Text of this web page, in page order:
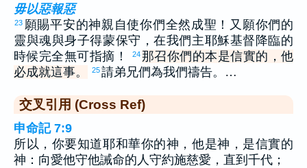
毋以惡報惡
23 願賜平安的神親自使你們全然成聖！又願你們的
靈與魂與身子得蒙保守，在我們主耶穌基督降臨的
時候完全無可指摘！
24 那召你們的本是信實的，他
必成就這事。
25請弟兄們為我們禱告。…
交叉引用 (Cross Ref)
申命記 7:9
所以，你要知道耶和華你的神，他是神，是信實的
神：向愛他守他誡命的人守約施慈愛，直到千代；